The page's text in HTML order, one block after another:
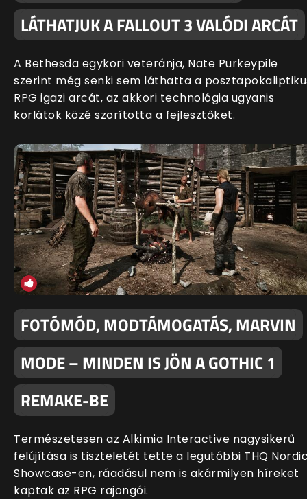
LÁTHATJUK A FALLOUT 3 VALÓDI ARCÁT
A Bethesda egykori veteránja, Nate Purkeypile
szerint még senki sem láthatta a
RPG igazi arcát, az akkori technológia ugyanis
korlátok közé szorította a fejlesztőket.
FOTÓMÓD, MODTÁMOGATÁS, MARVIN
MODE – MINDEN IS JÖN A GOTHIC 1
REMAKE-BE
Természetesen az Alkimia Interactive nagysikerű
felújítása is tiszteletét tette a legutóbbi THQ
Showcase-en, ráadásul nem is akármilyen híreket
kaptak az RPG rajongói.